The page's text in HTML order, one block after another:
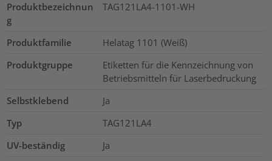
Produktbezeichnun
g
TAG121LA4-1101-WH
Produktfamilie
Helatag 1101 (Weiß)
Produktgruppe
Etiketten für die Kennzeichnung von
Betriebsmitteln für Laserbedruckung
Selbstklebend
Ja
Typ
TAG121LA4
UV-beständig
Ja